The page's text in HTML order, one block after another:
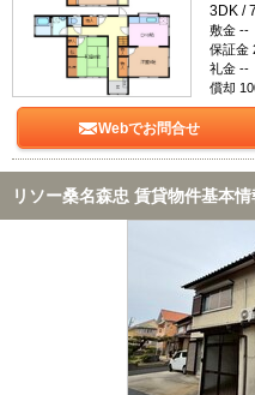
3DK /
敷金 --
保証金
礼金 --
償却
Webでお問合せ
リソー桑名森忠 賃貸物件基本情